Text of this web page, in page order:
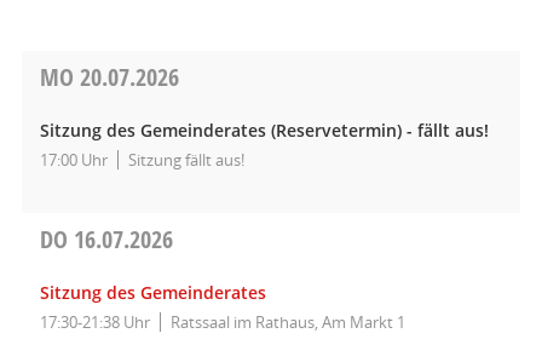
MO 20.07.2026
Sitzung des Gemeinderates (Reservetermin) - fällt aus!
17:00 Uhr Sitzung fällt aus!
DO 16.07.2026
Sitzung des Gemeinderates
17:30-21:38 Uhr Ratssaal im Rathaus, Am Markt 1